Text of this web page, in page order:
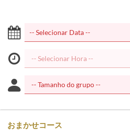
おまかせコース